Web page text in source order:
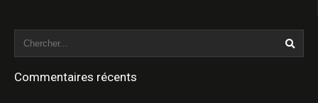
Commentaires récents